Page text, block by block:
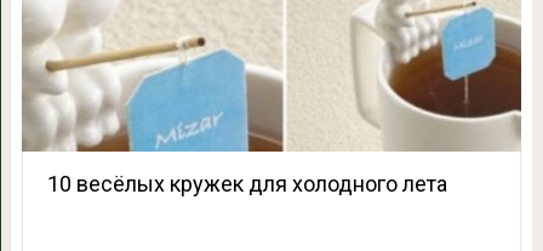
10 весёлых кружек для холодного лета